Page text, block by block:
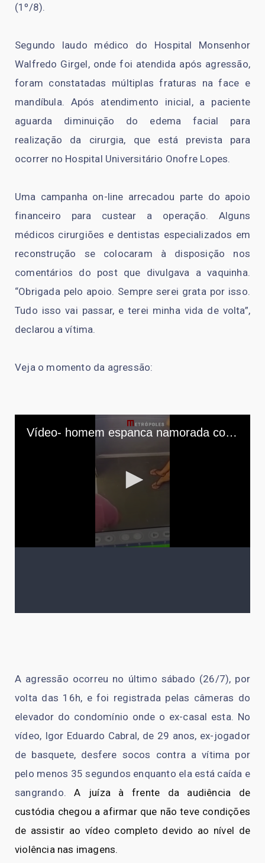
(1º/8).
Segundo laudo médico do Hospital Monsenhor
Walfredo Girgel, onde foi atendida após agressão,
foram constatadas múltiplas fraturas na face e
mandíbula. Após atendimento inicial, a paciente
aguarda diminuição do edema facial para
realização da cirurgia, que está prevista para
ocorrer no Hospital Universitário Onofre Lopes.
Uma campanha on-line arrecadou parte do apoio
financeiro para custear a operação. Alguns
médicos cirurgiões e dentistas especializados em
reconstrução se colocaram à disposição nos
comentários do post que divulgava a vaquinha.
“Obrigada pelo apoio. Sempre serei grata por isso.
Tudo isso vai passar, e terei minha vida de volta”,
declarou a vítima.
Veja o momento da agressão:
A agressão ocorreu no último sábado (26/7), por
volta das 16h, e foi registrada pelas câmeras do
elevador do condomínio onde o ex-casal esta. No
vídeo, Igor Eduardo Cabral, de 29 anos, ex-jogador
de basquete, desfere socos contra a vítima por
pelo menos 35 segundos enquanto ela está caída e
sangrando.A juíza à frente da audiência de
custódia chegou a afirmar que não teve condições
de assistir ao vídeo completo devido ao nível de
violência nas imagens.